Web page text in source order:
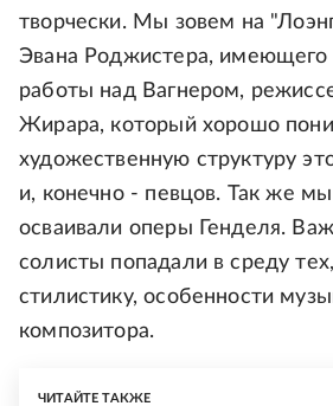
творчески. Мы зовем на
Эвана Роджистера, имеющего
работы над Вагнером,
Жирара, который хорошо
художественную структуру
и, конечно - певцов. Так же
осваивали оперы Генделя.
солисты попадали в среду
стилистику, особенности
композитора.
ЧИТАЙТЕ ТАКЖЕ